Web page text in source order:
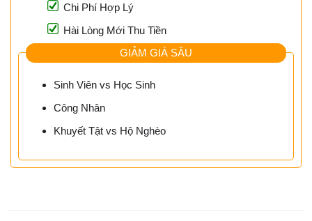
Chi Phí Hợp Lý
Hài Lòng Mới Thu Tiền
GIẢM GIÁ SÂU
Sinh Viên vs Học Sinh
Công Nhân
Khuyết Tật vs Hộ Nghèo